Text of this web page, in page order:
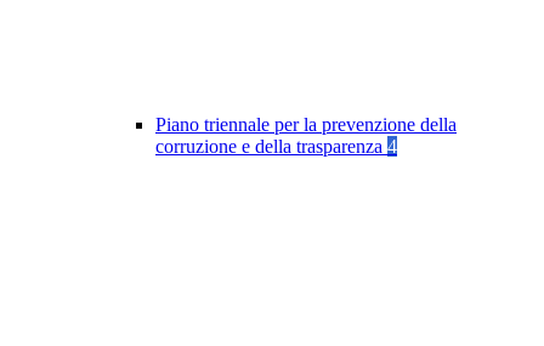
Piano triennale per la prevenzione della
corruzione e della trasparenza 4